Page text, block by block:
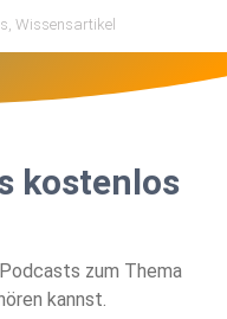
kostenlos
zum Thema
kannst.